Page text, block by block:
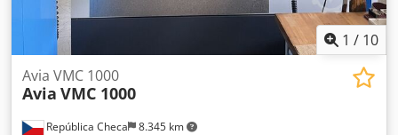
1 / 10
República Checa 8.345 km
Avia VMC 1000
Avia VMC 1000